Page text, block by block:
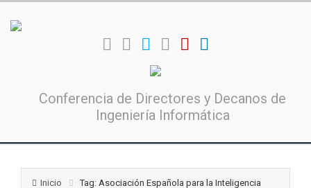
Conferencia de Directores y Decanos de
Ingeniería Informática
Inicio
Tag: Asociación Española para la Inteligencia